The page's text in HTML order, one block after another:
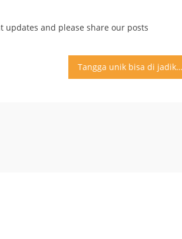
updates and please share our posts
Tangga unik bisa di jadikan inspirasi untuk membuat tangga rumah anda. Tidak harus sebesar tangga ini tapi ambil contoh design